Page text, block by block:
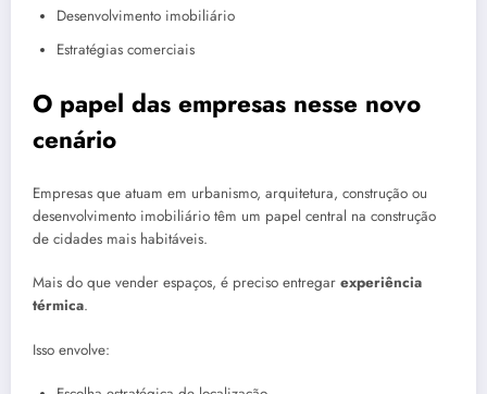
Desenvolvimento imobiliário
Estratégias comerciais
O papel das empresas nesse novo
cenário
Empresas que atuam em urbanismo, arquitetura, construção ou
desenvolvimento imobiliário têm um papel central na construção
de cidades mais habitáveis.
Mais do que vender espaços, é preciso entregar experiência
térmica.
Isso envolve: